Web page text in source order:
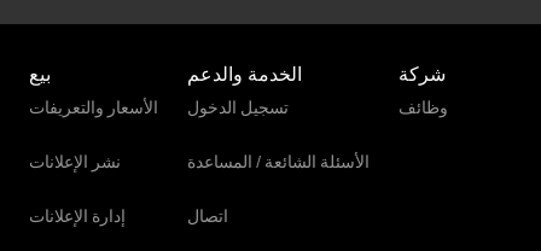
بيع
الأسعار والتعريفات
نشر الإعلانات
إدارة الإعلانات
الخدمة والدعم
تسجيل الدخول
الأسئلة الشائعة / المساعدة
اتصال
شركة
وظائف